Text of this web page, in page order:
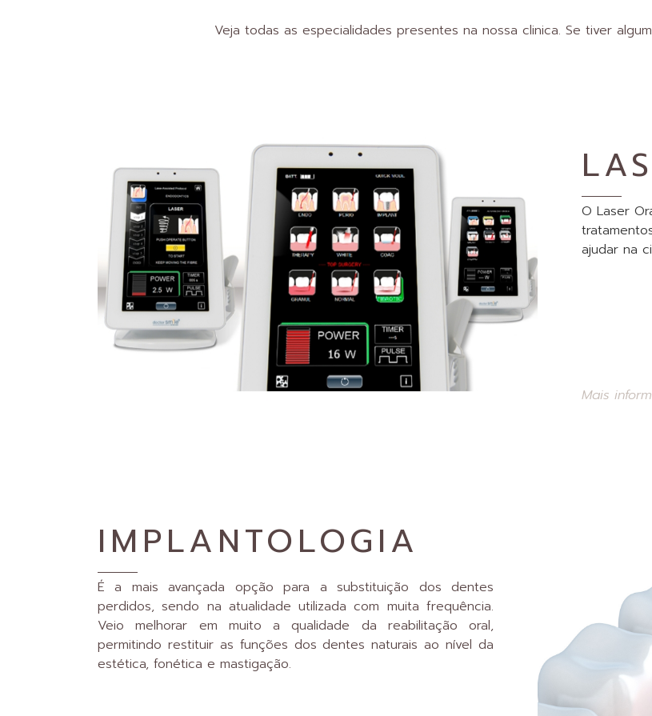
Veja todas as especialidades presentes na nossa clinica. Se tiver
O Laser
ajudar na
Mais
IMPLANTOLOGIA
É a mais avançada opção para a substituição dos dentes
perdidos, sendo na atualidade utilizada com muita frequência.
Veio melhorar em muito a qualidade da reabilitação oral,
permitindo restituir as funções dos dentes naturais ao nível da
estética, fonética e mastigação.